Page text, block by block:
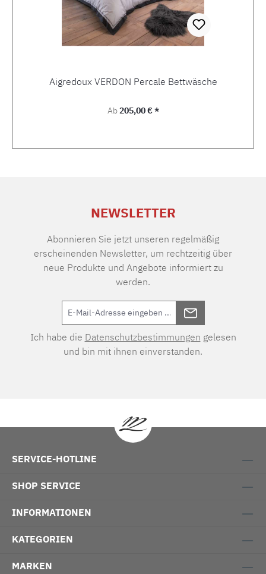
Aigredoux VERDON Percale Bettwäsche
Regulärer Preis:
Ab205,00 € *
NEWSLETTER
Abonnieren Sie jetzt unseren regelmäßig
erscheinenden Newsletter, um rechtzeitig über
neue Produkte und Angebote informiert zu
werden.
Ich habe die Datenschutzbestimmungen gelesen
und bin mit ihnen einverstanden.
SERVICE-HOTLINE
SHOP SERVICE
INFORMATIONEN
KATEGORIEN
MARKEN